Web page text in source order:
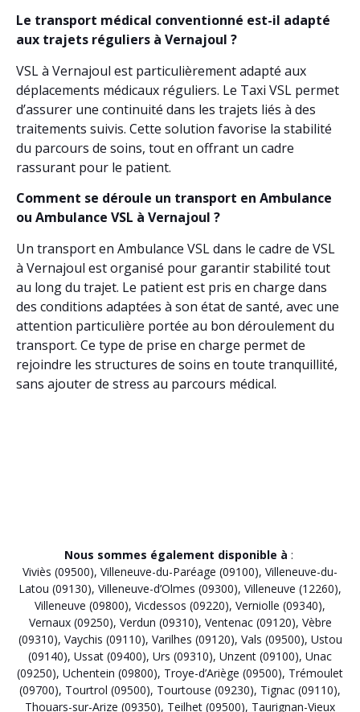
Le transport médical conventionné est-il adapté
aux trajets réguliers à Vernajoul ?
VSL à Vernajoul est particulièrement adapté aux
déplacements médicaux réguliers. Le Taxi VSL permet
d’assurer une continuité dans les trajets liés à des
traitements suivis. Cette solution favorise la stabilité
du parcours de soins, tout en offrant un cadre
rassurant pour le patient.
Comment se déroule un transport en Ambulance
ou Ambulance VSL à Vernajoul ?
Un transport en Ambulance VSL dans le cadre de VSL
à Vernajoul est organisé pour garantir stabilité tout
au long du trajet. Le patient est pris en charge dans
des conditions adaptées à son état de santé, avec une
attention particulière portée au bon déroulement du
transport. Ce type de prise en charge permet de
rejoindre les structures de soins en toute tranquillité,
sans ajouter de stress au parcours médical.
Nous sommes également disponible à :
Viviès (09500), Villeneuve-du-Paréage (09100), Villeneuve-du-
Latou (09130), Villeneuve-d’Olmes (09300), Villeneuve (12260),
Villeneuve (09800), Vicdessos (09220), Verniolle (09340),
Vernaux (09250), Verdun (09310), Ventenac (09120), Vèbre
(09310), Vaychis (09110), Varilhes (09120), Vals (09500), Ustou
(09140), Ussat (09400), Urs (09310), Unzent (09100), Unac
(09250), Uchentein (09800), Troye-d’Ariège (09500), Trémoulet
(09700), Tourtrol (09500), Tourtouse (09230), Tignac (09110),
Thouars-sur-Arize (09350), Teilhet (09500), Taurignan-Vieux